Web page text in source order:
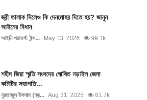
স্ত্রী তালাক দিলেও কি দেনমোহর দিতে হয়? জানুন
আইনের বিধান
আইনি পরামর্শ: ইন্স... May 13, 2026 99.1k
শহীদ জিয়া স্মৃতি সংসদের ঘোষিত নড়াইল জেলা
কমিটির সভাপতি...
নুরতাজুল ইসলাম (নড়... Aug 31, 2025 61.7k